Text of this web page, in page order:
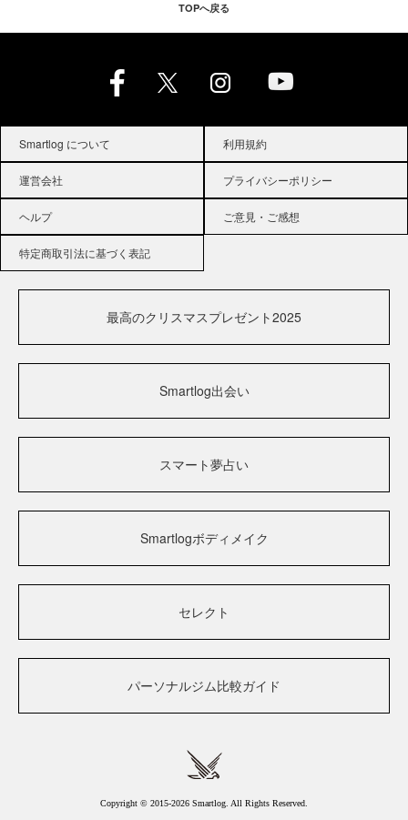
TOPへ戻る
Smartlog について 利用規約
運営会社 プライバシーポリシー
ヘルプ ご意見・ご感想
特定商取引法に基づく表記
最高のクリスマスプレゼント2025
Smartlog出会い
スマート夢占い
Smartlogボディメイク
セレクト
パーソナルジム比較ガイド
Copyright © 2015-2026 Smartlog. All Rights Reserved.